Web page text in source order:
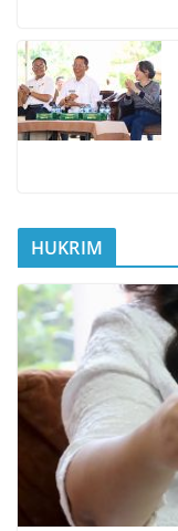
HUKRIM